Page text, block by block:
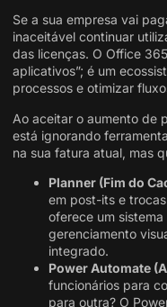
Se a sua empresa vai
inaceitável continuar
das licenças. O Office
aplicativos”; é um
processos e otimizar
Ao aceitar o aumento de
está ignorando
na sua fatura atual, mas
Planner (Fim do
em post-its e
oferece um
gerenciamento
integrado.
Power Automate
funcionários para
para outra? O